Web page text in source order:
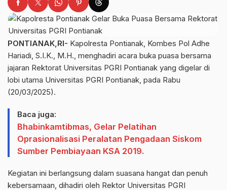
PONTIANAK,RI- Kapolresta Pontianak, Kombes Pol Adhe
Hariadi, S.I.K., M.H., menghadiri acara buka puasa bersama
jajaran Rektorat Universitas PGRI Pontianak yang digelar di
lobi utama Universitas PGRI Pontianak, pada Rabu
(20/03/2025).
Baca juga:
Bhabinkamtibmas, Gelar Pelatihan
Oprasionalisasi Peralatan Pengadaan Siskom
Sumber Pembiayaan KSA 2019.
Kegiatan ini berlangsung dalam suasana hangat dan penuh
kebersamaan, dihadiri oleh Rektor Universitas PGRI